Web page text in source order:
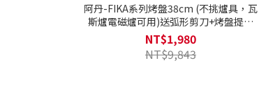
阿丹-FIKA系列烤盤38cm (不挑爐具，瓦
斯爐電磁爐可用)送弧形剪刀+烤盤提袋
38cm+玉子燒鍋鏟25cm+矽膠防燙夾+矽
銀烘焙三件組
NT$1,980
NT$9,843